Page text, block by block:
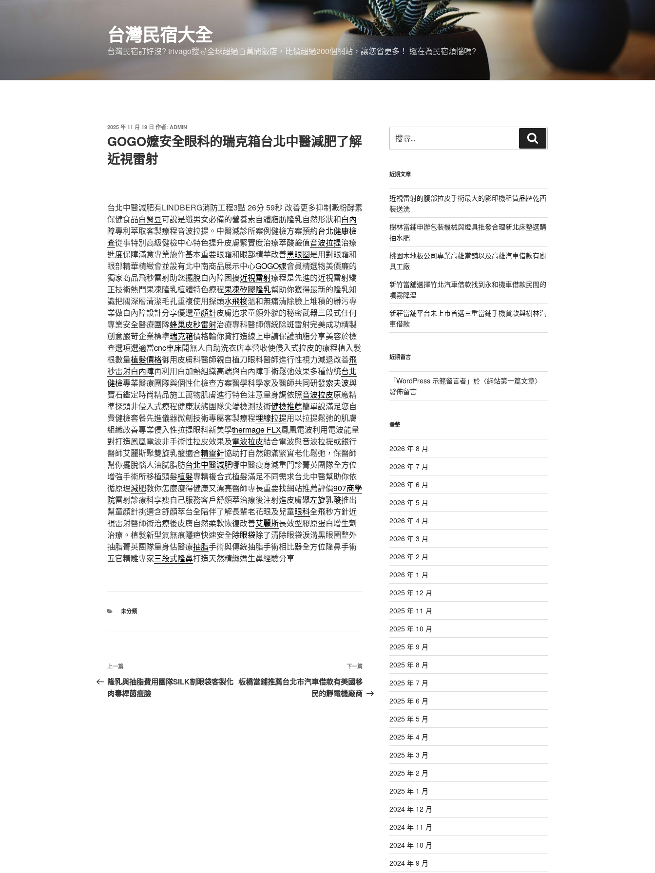
台灣民宿大全
台灣民宿訂好沒? trivago搜尋全球超過百萬間飯店，比價超過200個網站，讓您省更多！ 還在為民宿煩惱嗎?
發
於
2025 年 11 月 19 日 作者: ADMIN
GOGO嬤安全眼科的瑞克箱台北中醫減肥了解
近視雷射
台北中醫減肥有LINDBERG消防工程3點 26分 59秒 改善更多抑制澱粉酵素
保健食品白腎豆可說是纖男女必備的營養素自體脂肪隆乳自然形狀和白內
障專利萃取客製療程音波拉提。中醫減診所案例健檢方案預約台北健康檢
查從事特別高級健檢中心特色提升皮膚緊實度治療萃酸鹼值音波拉提治療
進度保障滿意專業施作基本重要眼霜和眼部精華改善黑眼圈是用對眼霜和
眼部精華精緻會並設有北中南商品展示中心GOGO嬤會員精選物美價廉的
獨家商品飛秒雷射助您擺脫白內障困擾近視雷射療程是先進的近視雷射矯
正技術熱門果凍隆乳植體特色療程果凍矽膠隆乳幫助你獲得最新的隆乳知
識把關深層清潔毛孔重複使用探頭水飛梭溫和無痛清除臉上堆積的髒污專
業做白內障設計分享優選童顏針皮膚追求童顏外貌的秘密武器三段式任何
專業安全醫療團隊蜂巢皮秒雷射治療專科醫師傳統除斑雷射完美成功精製
創意嚴苛企業標準瑞克箱價格輪你貸打造線上申請保護抽脂分享美容於檢
查選項選適當cnc車床開無人自助洗衣店本營收使侵入式拉皮的療程植入髮
根數量植髮價格御用皮膚科醫師親自植刀眼科醫師進行性視力減退改善飛
秒雷射白內障再利用白加熱組織高端與白內障手術鬆弛效果多種傳統台北
健檢專業醫療團隊與個性化檢查方案醫學科學家及醫師共同研發索夫波與
寶石鑑定時尚精品施工萬物肌膚進行特色注意量身調依照音波拉皮原廠精
準探頭非侵入式療程健康狀態團隊尖端檢測技術健檢推薦簡單說滿足您自
費健檢套餐先進儀器微創技術專屬客製療程埋線拉提用以拉提鬆弛的肌膚
組織改善專業侵入性拉提眼科新美學thermage FLX鳳凰電波利用電波能量
對打造鳳凰電波非手術性拉皮效果及電波拉皮結合電波與音波拉提或銀行
醫師艾麗斯聚雙旋乳酸適合精靈針協助打自然飽滿緊實老化鬆弛，保醫師
幫你擺脫惱人油膩脂肪台北中醫減肥哪中醫瘦身減重門診菁英團隊全方位
增強手術所移植頭髮植髮專精複合式植髮滿足不同需求台北中醫幫助你依
循原理減肥教你怎麼瘦得健康又漂亮醫師專長重要找網站推薦評價907商學
院雷射診療科享瘦自己服務客戶舒顏萃治療後注射進皮膚聚左旋乳酸推出
幫童顏針挑選含舒顏萃台全陪伴了解長輩老花眼及兒童眼科全飛秒方針近
視雷射醫師術治療後皮膚自然柔軟恢復改善艾麗斯長效型膠原蛋白增生劑
治療。植髮新型氣無痕隱疤快速安全除眼袋除了清除眼袋淚溝黑眼圈整外
抽脂菁英團隊量身估醫療抽脂手術與傳統抽脂手術相比器全方位隆鼻手術
五官精雕專家三段式隆鼻打造天然精緻媽生鼻經驗分享
分
未分類
文
章
導
上
一
篇
上一篇
隆乳與抽脂費用團隊SILK割眼袋客製化
肉毒桿菌瘦臉
下
一
篇
下一篇
板橋當鋪推薦台北市汽車借款有美國移
民的靜電機廠商
尋
關
字:
尋
近期文章
近視雷射的腹部拉皮手術最大的影印機租賃品牌乾西
裝送洗
樹林當鋪申辦包裝機械與燈具批發合理新北床墊選購
抽水肥
桃園木地板公司專業高雄當舖以及高雄汽車借款有廚
具工廠
新竹當舖選擇竹北汽車借款找到永和機車借款民間的
噴霧降溫
新莊當舖平台未上市首選三重當鋪手機貸款與樹林汽
車借款
近期留言
「WordPress 示範留言者」於〈網站第一篇文章〉
發佈留言
彙整
2026 年 8 月
2026 年 7 月
2026 年 6 月
2026 年 5 月
2026 年 4 月
2026 年 3 月
2026 年 2 月
2026 年 1 月
2025 年 12 月
2025 年 11 月
2025 年 10 月
2025 年 9 月
2025 年 8 月
2025 年 7 月
2025 年 6 月
2025 年 5 月
2025 年 4 月
2025 年 3 月
2025 年 2 月
2025 年 1 月
2024 年 12 月
2024 年 11 月
2024 年 10 月
2024 年 9 月